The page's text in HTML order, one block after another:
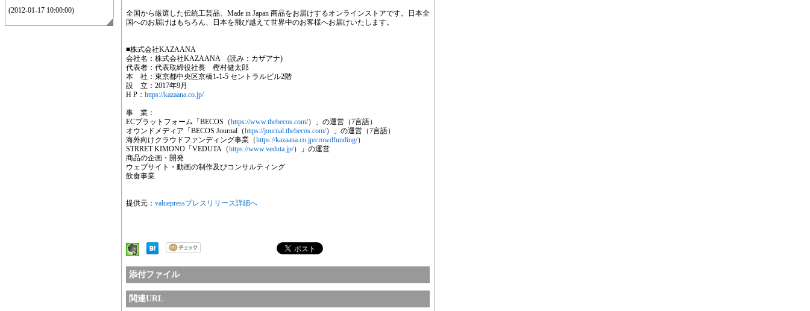
(2012-01-17 10:00:00)
全国から厳選した伝統工芸品、Made in Japan 商品をお届けするオンラインストアです。日本全
国へのお届けはもちろん、日本を飛び越えて世界中のお客様へお届けいたします。
■株式会社KAZAANA
会社名：株式会社KAZAANA (読み：カザアナ)
代表者：代表取締役社長 樫村健太郎
本 社：東京都中央区京橋1-1-5 セントラルビル2階
設 立：2017年9月
H P： https://kazaana.co.jp/
事 業：
ECプラットフォーム「BECOS（https://www.thebecos.com/）」の運営（7言語）
オウンドメディア「BECOS Journal（https://journal.thebecos.com/）」の運営（7言語）
海外向けクラウドファンディング事業（https://kazaana.co.jp/crowdfunding/）
STRRET KIMONO「VEDUTA（https://www.veduta.jp/）」の運営
商品の企画・開発
ウェブサイト・動画の制作及びコンサルティング
飲食事業
提供元： valuepressプレスリリース詳細へ
添付ファイル
関連URL